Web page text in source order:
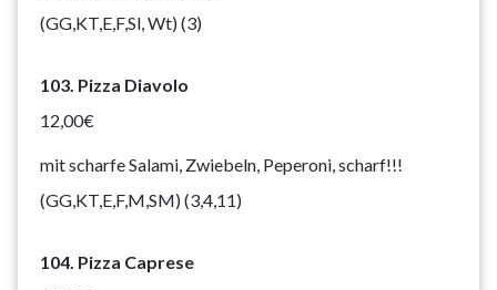
(GG,KT,E,F,Sl, Wt) (3)
103. Pizza Diavolo
12,00€
mit scharfe Salami, Zwiebeln, Peperoni, scharf!!!
(GG,KT,E,F,M,SM) (3,4,11)
104. Pizza Caprese